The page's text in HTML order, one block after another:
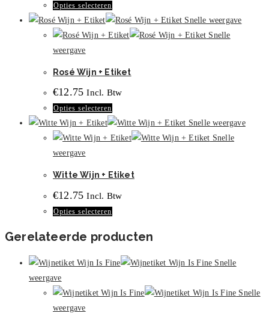
Opties selecteren
product
heeft
optie
gekozen
worden
de
Snelle weergave
Snelle
weergave
Rosé Wijn + Etiket
€12.75 Incl. Btw
Opties selecteren
product
heeft
optie
worden
productpagina
Snelle weergave
Snelle
weergave
Witte Wijn + Etiket
€12.75 Incl. Btw
Opties selecteren
heeft
meerdere
variaties.
optie
Gerelateerde producten
Snelle
weergave
Snelle
weergave